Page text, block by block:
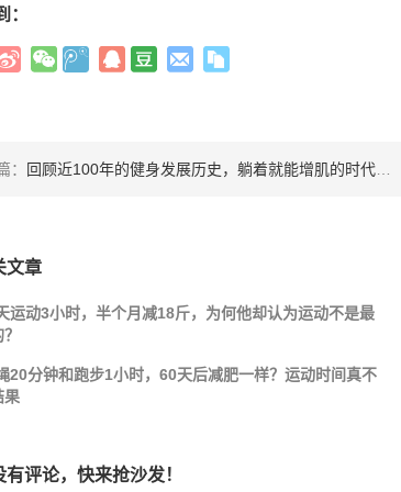
：
： 回顾近100年的健身发展历史，躺着就能增肌的时代真会来临吗？
文章
运动3小时，半个月减18斤，为何他却认为运动不是最
20分钟和跑步1小时，60天后减肥一样？运动时间真不
果
有评论，快来抢沙发！